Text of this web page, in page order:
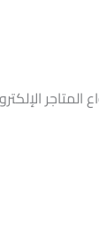
المتاجر